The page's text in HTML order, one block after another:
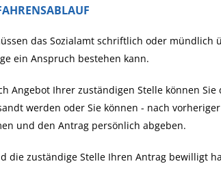
das Sozialamt schriftlich oder
ein Anspruch bestehen kann.
Angebot Ihrer zuständigen Stelle können
werden oder Sie können - nach
und den Antrag persönlich abgeben.
die zuständige Stelle Ihren Antrag bewilligt